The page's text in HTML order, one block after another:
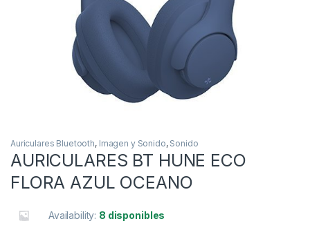
Auriculares Bluetooth, Imagen y Sonido, Sonido
AURICULARES BT HUNE ECO
FLORA AZUL OCEANO
Availability: 8 disponibles